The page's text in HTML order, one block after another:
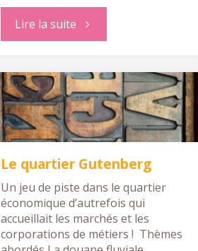
Lire la suite"Le
de
la
Cathédrale"
Le quartier Gutenberg
Un jeu de piste dans le quartier
économique d’autrefois qui
accueillait les marchés et les
corporations de métiers ! Thèmes